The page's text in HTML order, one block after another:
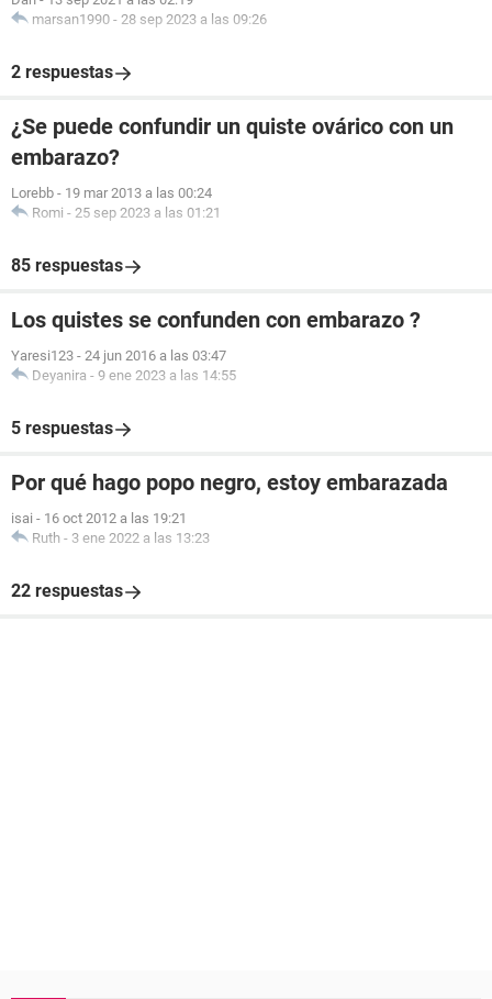
marsan1990 - 28 sep 2023 a las 09:26
2 respuestas
¿Se puede confundir un quiste ovárico con un
embarazo?
Lorebb - 19 mar 2013 a las 00:24
Romi - 25 sep 2023 a las 01:21
85 respuestas
Los quistes se confunden con embarazo ?
Yaresi123 - 24 jun 2016 a las 03:47
Deyanira - 9 ene 2023 a las 14:55
5 respuestas
Por qué hago popo negro, estoy embarazada
isai - 16 oct 2012 a las 19:21
Ruth - 3 ene 2022 a las 13:23
22 respuestas